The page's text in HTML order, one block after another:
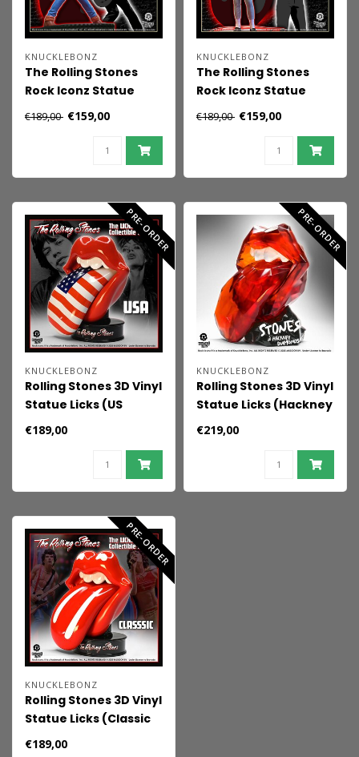
KNUCKLEBONZ
The Rolling Stones
Rock Iconz Statue
Keith Richards
€189,00 €159,00
KNUCKLEBONZ
The Rolling Stones
Rock Iconz Statue
Charlie Watts (Tattoo
€189,00 €159,00
PRE-ORDER
KNUCKLEBONZ
Rolling Stones 3D Vinyl
Statue Licks (US
Version) 22 cm
€189,00
PRE-ORDER
KNUCKLEBONZ
Rolling Stones 3D Vinyl
Statue Licks (Hackney
Diamonds Version) 22
€219,00
PRE-ORDER
KNUCKLEBONZ
Rolling Stones 3D Vinyl
Statue Licks (Classic
Version) 22 cm
€189,00